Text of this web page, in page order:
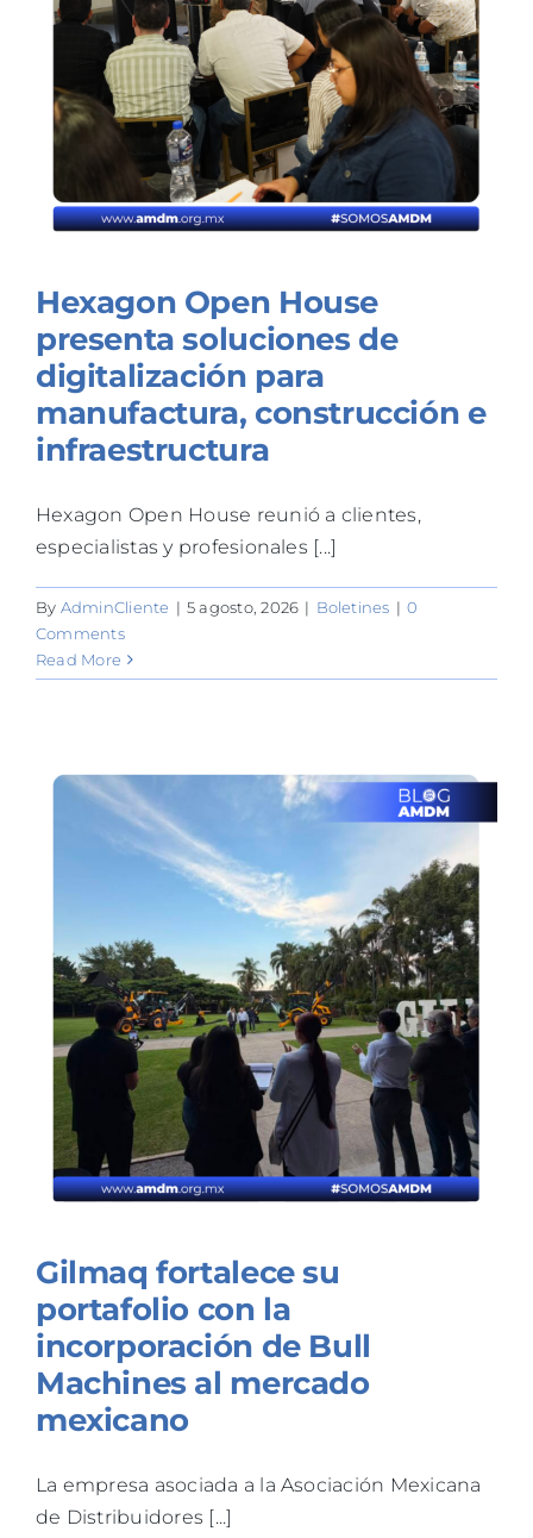
TALLERES
BLOG
Hexagon Open House
presenta soluciones de
digitalización para
manufactura, construcción e
infraestructura
Hexagon Open House reunió a clientes,
especialistas y profesionales [...]
By AdminCliente | 5 agosto, 2026 | Boletines | 0
Comments
Read More
Gilmaq fortalece su
portafolio con la
incorporación de Bull
Machines al mercado
mexicano
La empresa asociada a la Asociación Mexicana
de Distribuidores [...]